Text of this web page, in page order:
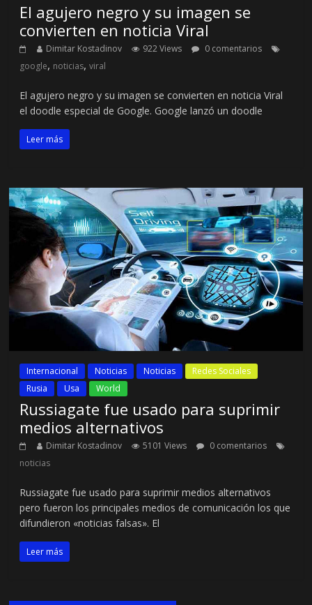
El agujero negro y su imagen se
convierten en noticia Viral
Dimitar Kostadinov 922 Views
0 comentarios
google, noticias,viral
El agujero negro y su imagen se convierten en noticia Viral
el doodle especial de Google. Google lanzó un doodle
Leer más
Internacional Noticias Noticias
Redes Sociales
Rusia
Usa World
Russiagate fue usado para suprimir
medios alternativos
Dimitar Kostadinov 5101 Views
0 comentarios
noticias
Russiagate fue usado para suprimir medios alternativos
pero fueron los principales medios de comunicación los que
difundieron «noticias falsas». El
Leer más